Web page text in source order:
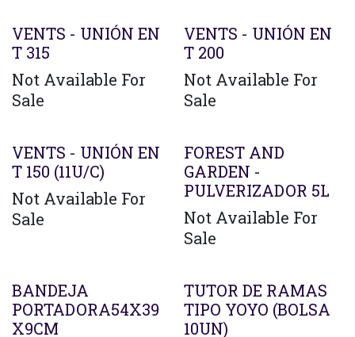
VENTS - UNIÓN EN
T 315
Not Available For
Sale
VENTS - UNIÓN EN
T 200
Not Available For
Sale
VENTS - UNIÓN EN
T 150 (11U/C)
Not Available For
Sale
Agotado
FOREST AND
GARDEN -
PULVERIZADOR 5L
Not Available For
Sale
BANDEJA
PORTADORA54X39
X9CM
TUTOR DE RAMAS
TIPO YOYO (BOLSA
10UN)